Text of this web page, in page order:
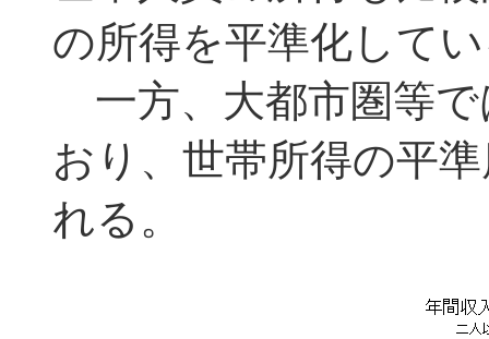
の所得を平準化して
一方、大都市圏等で
おり、世帯所得の平
れる。